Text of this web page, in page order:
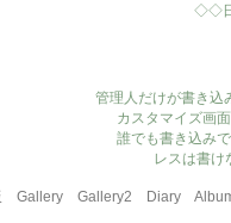
◇◇
管理人だけが書き込
カスタマイズ画
誰でも書き込み
レスは書け
Gallery Gallery2 Diary